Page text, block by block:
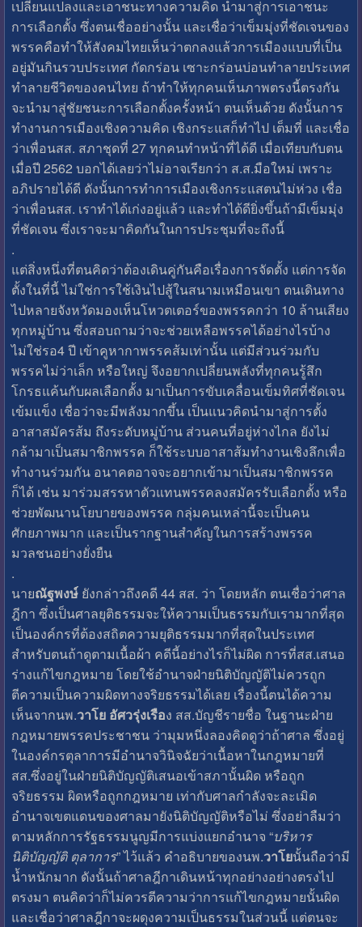
เปลี่ยนแปลงและเอาชนะทางความคิด นำมาสู่การเอาชนะ
การเลือกตั้ง ซึ่งตนเชื่ออย่างนั้น และเชื่อว่าเข็มมุ่งที่ชัดเจนของ
พรรคคือทำให้สังคมไทยเห็นว่าตกลงแล้วการเมืองแบบที่เป็น
อยู่มันกินรวบประเทศ กัดกร่อน เซาะกร่อนบ่อนทำลายประเทศ
ทำลายชีวิตของคนไทย ถ้าทำให้ทุกคนเห็นภาพตรงนี้ตรงกัน
จะนำมาสู่ชัยชนะการเลือกตั้งครั้งหน้า ตนเห็นด้วย ดังนั้นการ
ทำงานการเมืองเชิงความคิด เชิงกระแสก็ทำไป เต็มที่ และเชื่อ
ว่าเพื่อนสส. สภาชุดที่ 27 ทุกคนทำหน้าที่ได้ดี เมื่อเทียบกับตน
เมื่อปี 2562 บอกได้เลยว่าไม่อาจเรียกว่า ส.ส.มือใหม่ เพราะ
อภิปรายได้ดี ดังนั้นการทำการเมืองเชิงกระแสตนไม่ห่วง เชื่อ
ว่าเพื่อนสส. เราทำได้เก่งอยู่แล้ว และทำได้ดียิ่งขึ้นถ้ามีเข็มมุ่ง
ที่ชัดเจน ซึ่งเราจะมาคิดกันในการประชุมที่จะถึงนี้
.
แต่สิ่งหนึ่งที่ตนคิดว่าต้องเดินคู่กันคือเรื่องการจัดตั้ง แต่การจัด
ตั้งในที่นี้ ไม่ใช่การใช้เงินไปสู้ในสนามเหมือนเขา ตนเดินทาง
ไปหลายจังหวัดมองเห็นโหวตเตอร์ของพรรคกว่า 10 ล้านเสียง
ทุกหมู่บ้าน ซึ่งสอบถามว่าจะช่วยเหลือพรรคได้อย่างไรบ้าง
ไม่ใช่รอ4 ปี เข้าคูหากาพรรคส้มเท่านั้น แต่มีส่วนร่วมกับ
พรรคไม่ว่าเล็ก หรือใหญ่ จึงอยากเปลี่ยนพลังที่ทุกคนรู้สึก
โกรธแค้นกับผลเลือกตั้ง มาเป็นการขับเคลื่อนเข็มทิศที่ชัดเจน
เข้มแข็ง เชื่อว่าจะมีพลังมากขึ้น เป็นแนวคิดนำมาสู่การตั้ง
อาสาสมัครส้ม ถึงระดับหมู่บ้าน ส่วนคนที่อยู่ห่างไกล ยังไม่
กล้ามาเป็นสมาชิกพรรค ก็ใช้ระบบอาสาส้มทำงานเชิงลึกเพื่อ
ทำงานร่วมกัน อนาคตอาจจะอยากเข้ามาเป็นสมาชิกพรรค
ก็ได้ เช่น มาร่วมสรรหาตัวแทนพรรคลงสมัครรับเลือกตั้ง หรือ
ช่วยพัฒนานโยบายของพรรค กลุ่มคนเหล่านี้จะเป็นคน
ศักยภาพมาก และเป็นรากฐานสำคัญในการสร้างพรรค
มวลชนอย่างยั่งยืน
.
นายณัฐพงษ์ยังกล่าวถึงคดี 44 สส. ว่า โดยหลัก ตนเชื่อว่าศาล
ฎีกา ซึ่งเป็นศาลยุติธรรมจะให้ความเป็นธรรมกับเรามากที่สุด
เป็นองค์กรที่ต้องสถิตความยุติธรรมมากที่สุดในประเทศ
สำหรับตนถ้าดูตามเนื้อผ้า คดีนี้อย่างไรก็ไม่ผิด การที่สส.เสนอ
ร่างแก้ไขกฎหมาย โดยใช้อำนาจฝ่ายนิติบัญญัติไม่ควรถูก
ตีความเป็นความผิดทางจริยธรรมได้เลย เรื่องนี้ตนได้ความ
เห็นจากนพ.วาโย อัศวรุ่งเรือง สส.บัญชีรายชื่อ ในฐานะฝ่าย
กฎหมายพรรคประชาชน ว่ามุมหนึ่งลองคิดดูว่าถ้าศาล ซึ่งอยู่
ในองค์กรตุลาการมีอำนาจวินิจฉัยว่าเนื้อหาในกฎหมายที่
สส.ซึ่งอยู่ในฝ่ายนิติบัญญัติเสนอเข้าสภานั้นผิด หรือถูก
จริยธรรม ผิดหรือถูกกฎหมาย เท่ากับศาลกำลังจะละเมิด
อำนาจเขตแดนของศาลมายังนิติบัญญัติหรือไม่ ซึ่งอย่าลืมว่า
ตามหลักการรัฐธรรมนูญมีการแบ่งแยกอำนาจ “บริหาร
นิติบัญญัติ ตุลาการ” ไว้แล้ว คำอธิบายของนพ.วาโยนั้นถือว่ามี
น้ำหนักมาก ดังนั้นถ้าศาลฎีกาเดินหน้าทุกอย่างอย่างตรงไป
ตรงมา ตนคิดว่าก็ไม่ควรตีความว่าการแก้ไขกฎหมายนั้นผิด
และเชื่อว่าศาลฎีกาจะผดุงความเป็นธรรมในส่วนนี้ แต่ตนจะ